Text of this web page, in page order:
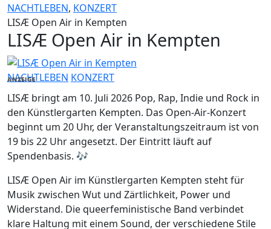
NACHTLEBEN, KONZERT
LISÆ Open Air in Kempten
LISÆ Open Air in Kempten
NACHTLEBEN KONZERT
ANZEIGE
LISÆ bringt am 10. Juli 2026 Pop, Rap, Indie und Rock in
den Künstlergarten Kempten. Das Open-Air-Konzert
beginnt um 20 Uhr, der Veranstaltungszeitraum ist von
19 bis 22 Uhr angesetzt. Der Eintritt läuft auf
Spendenbasis. 🎶
LISÆ Open Air im Künstlergarten Kempten steht für
Musik zwischen Wut und Zärtlichkeit, Power und
Widerstand. Die queerfeministische Band verbindet
klare Haltung mit einem Sound, der verschiedene Stile